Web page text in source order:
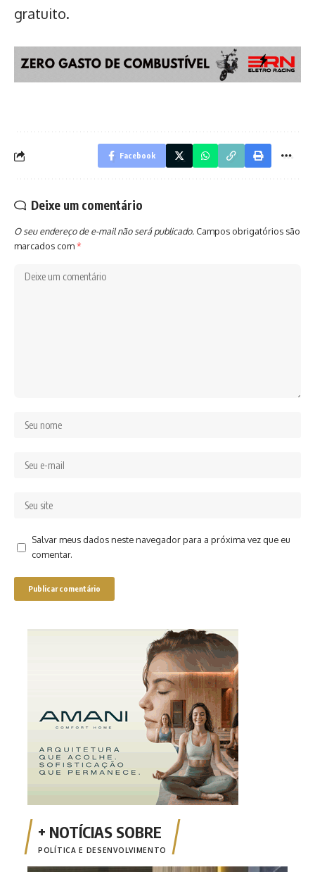
gratuito.
Facebook
Deixe um comentário
O seu endereço de e-mail não será publicado. Campos obrigatórios são
marcados com*
Salvar meus dados neste navegador para a próxima vez que eu
comentar.
POLÍTICA E DESENVOLVIMENTO